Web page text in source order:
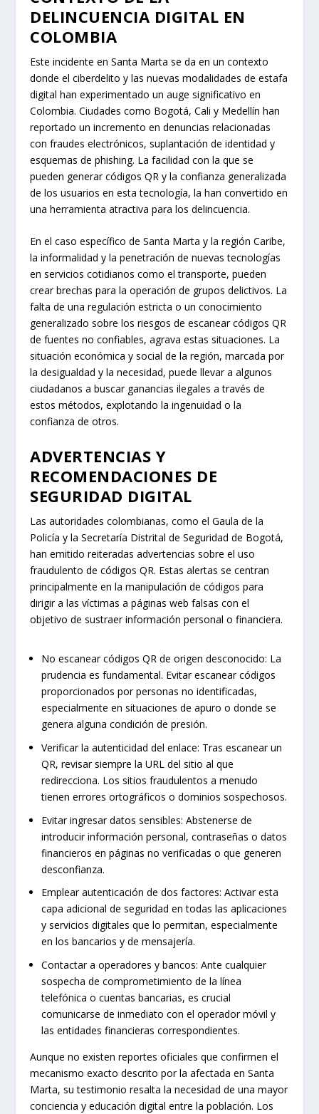
DELINCUENCIA DIGITAL EN
COLOMBIA
Este incidente en Santa Marta se da en un contexto
donde el ciberdelito y las nuevas modalidades de estafa
digital han experimentado un auge significativo en
Colombia. Ciudades como Bogotá, Cali y Medellín han
reportado un incremento en denuncias relacionadas
con fraudes electrónicos, suplantación de identidad y
esquemas de phishing. La facilidad con la que se
pueden generar códigos QR y la confianza generalizada
de los usuarios en esta tecnología, la han convertido en
una herramienta atractiva para los delincuencia.
En el caso específico de Santa Marta y la región Caribe,
la informalidad y la penetración de nuevas tecnologías
en servicios cotidianos como el transporte, pueden
crear brechas para la operación de grupos delictivos. La
falta de una regulación estricta o un conocimiento
generalizado sobre los riesgos de escanear códigos QR
de fuentes no confiables, agrava estas situaciones. La
situación económica y social de la región, marcada por
la desigualdad y la necesidad, puede llevar a algunos
ciudadanos a buscar ganancias ilegales a través de
estos métodos, explotando la ingenuidad o la
confianza de otros.
ADVERTENCIAS Y
RECOMENDACIONES DE
SEGURIDAD DIGITAL
Las autoridades colombianas, como el Gaula de la
Policía y la Secretaría Distrital de Seguridad de Bogotá,
han emitido reiteradas advertencias sobre el uso
fraudulento de códigos QR. Estas alertas se centran
principalmente en la manipulación de códigos para
dirigir a las víctimas a páginas web falsas con el
objetivo de sustraer información personal o financiera.
No escanear códigos QR de origen desconocido: La
prudencia es fundamental. Evitar escanear códigos
proporcionados por personas no identificadas,
especialmente en situaciones de apuro o donde se
genera alguna condición de presión.
Verificar la autenticidad del enlace: Tras escanear un
QR, revisar siempre la URL del sitio al que
redirecciona. Los sitios fraudulentos a menudo
tienen errores ortográficos o dominios sospechosos.
Evitar ingresar datos sensibles: Abstenerse de
introducir información personal, contraseñas o datos
financieros en páginas no verificadas o que generen
desconfianza.
Emplear autenticación de dos factores: Activar esta
capa adicional de seguridad en todas las aplicaciones
y servicios digitales que lo permitan, especialmente
en los bancarios y de mensajería.
Contactar a operadores y bancos: Ante cualquier
sospecha de comprometimiento de la línea
telefónica o cuentas bancarias, es crucial
comunicarse de inmediato con el operador móvil y
las entidades financieras correspondientes.
Aunque no existen reportes oficiales que confirmen el
mecanismo exacto descrito por la afectada en Santa
Marta, su testimonio resalta la necesidad de una mayor
conciencia y educación digital entre la población. Los